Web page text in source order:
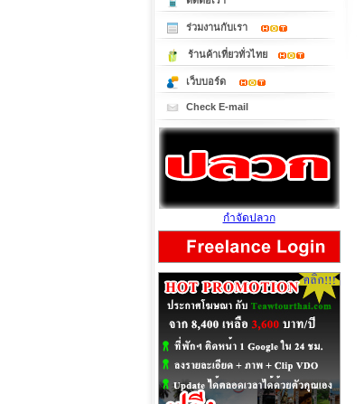
ร่วมงานกับเรา
ร้านค้าเที่ยวทั่วไทย
เว็บบอร์ด
Check E-mail
กำจัดปลวก